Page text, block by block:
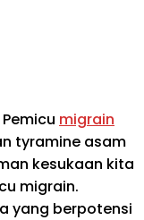
migrain
tyramine asam
kesukaan kita
migrain.
yang berpotensi